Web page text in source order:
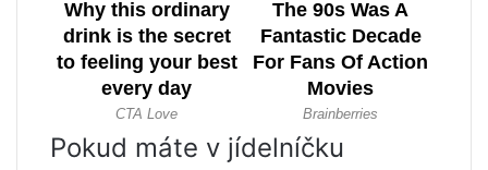
Pokud máte v jídelníčku